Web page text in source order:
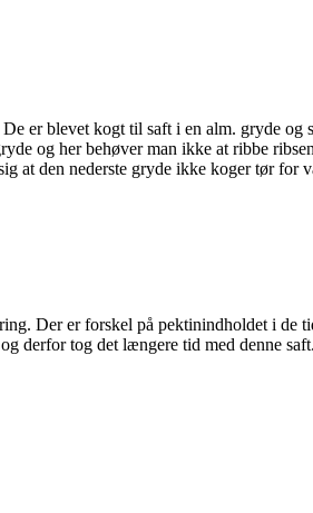
er blevet kogt til saft i en alm. gryde
og her behøver man ikke at ribbe
at den nederste gryde ikke koger tør
Der er forskel på pektinindholdet i de
derfor tog det længere tid med denne saft.